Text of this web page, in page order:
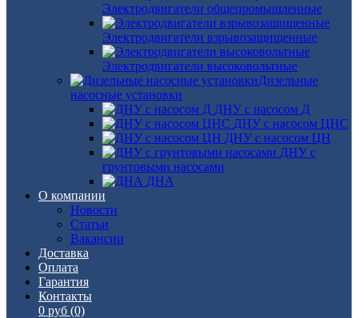
Электродвигатели общепромышленные
Электродвигатели взрывозащищенные
Электродвигатели высоковольтные
Дизельные
насосные установки
ДНУ с насосом Д
ДНУ с насосом ЦНС
ДНУ с насосом ЦН
ДНУ с
грунтовыми насосами
ДНА
О компании
Новости
Статьи
Вакансии
Доставка
Оплата
Гарантия
Контакты
0 руб (0)